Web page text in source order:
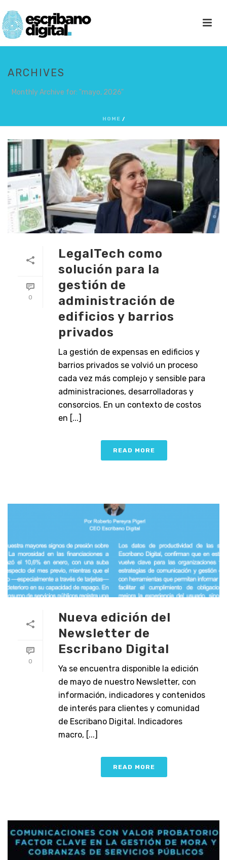
ARCHIVES
Monthly Archive for: "mayo, 2026"
HOME /
0
LegalTech como
solución para la
gestión de
administración de
edificios y barrios
privados
La gestión de expensas en edificios y
barrios privados se volvió un proceso
cada vez más complejo y sensible para
administraciones, desarrolladoras y
consorcios. En un contexto de costos
en [...]
READ MORE
0
Nueva edición del
Newsletter de
Escribano Digital
Ya se encuentra disponible la edición
de mayo de nuestro Newsletter, con
información, indicadores y contenidos
de interés para clientes y comunidad
de Escribano Digital. Indicadores
macro, [...]
READ MORE